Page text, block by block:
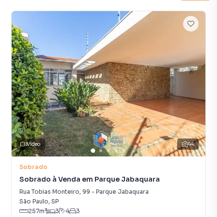
completa e proximidade com o Aeroporto de Congonhas
(CGH). A Rua Prof. Filinto Guerra é uma via residencial bem
localizada cercada por diversos pontos de interesse que
facilitam o dia a dia dos moradores. Infraestrutura e
Comodidades Próximas: Comércio e Serviços: Vilashop
Catarina e Shopping da Villa Pequenos centros comerciais
com lojas restaurantes e serviços essenciais.
Supermercados como Pão de Açúcar Carrefour e Extra
estão a poucos minutos. Drogarias e farmácias como
Drogasil Droga Raia e São Paulo na região. Lazer e
Qualidade de Vida: Parque Lina e Paulo Raia Ótimo espaço
verde para caminhadas lazer em família e prática de
esportes. Parque Jabaquara Alternativa de lazer ao ar livre
Artística Destinada ao ensino de artes para crianças e
adolescentes. Diversas escolas particulares e públicas nas
proximidades atendendo diferentes faixas etárias.
44
Vídeo
Sobrado
Sobrado à Venda em Parque Jabaquara
Rua Tobias Monteiro, 99 - Parque Jabaquara
São Paulo, SP
257m² 3 4 3